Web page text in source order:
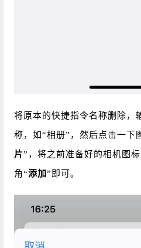
将原本的快捷指令名称删除，
称，如“相册”，然后点击一下
片”，将之前准备好的相机图标
角“添加”即可。